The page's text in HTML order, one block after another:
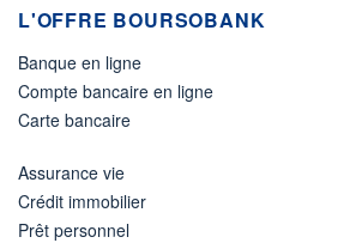
L'OFFRE BOURSOBANK
Banque en ligne
Compte bancaire en ligne
Carte bancaire
Assurance vie
Crédit immobilier
Prêt personnel